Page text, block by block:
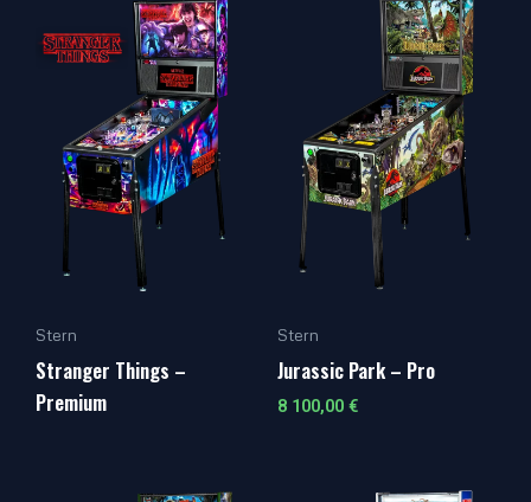
Stern
Stranger Things –
Premium
Stern
Jurassic Park – Pro
8 100,00 €